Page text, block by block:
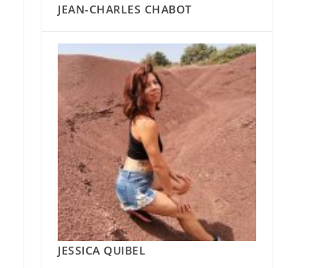
JEAN-CHARLES CHABOT
JESSICA QUIBEL